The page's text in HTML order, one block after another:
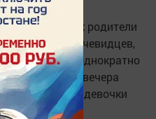
Чекмак родители
По словам очевидцев,
Ребёнок неоднократно
восьми часов вечера
заметили, что девочки